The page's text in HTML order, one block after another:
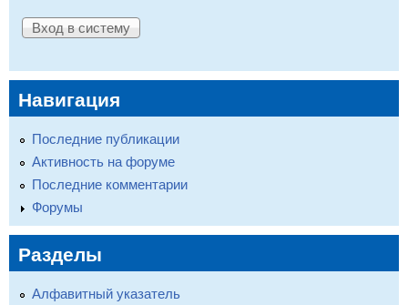
Навигация
Последние публикации
Активность на форуме
Последние комментарии
Форумы
Разделы
Алфавитный указатель